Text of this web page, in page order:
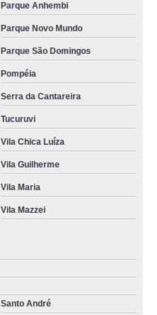
Parque Anhembi
Parque Novo Mundo
Parque São Domingos
Pompéia
Serra da Cantareira
Tucuruvi
Vila Chica Luíza
Vila Guilherme
Vila Maria
Vila Mazzei
Santo André